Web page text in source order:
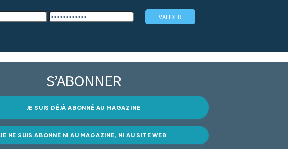
S’ABONNER
JE SUIS DÉJÀ ABONNÉ AU MAGAZINE
JE NE SUIS ABONNÉ NI AU MAGAZINE, NI AU SITE WEB